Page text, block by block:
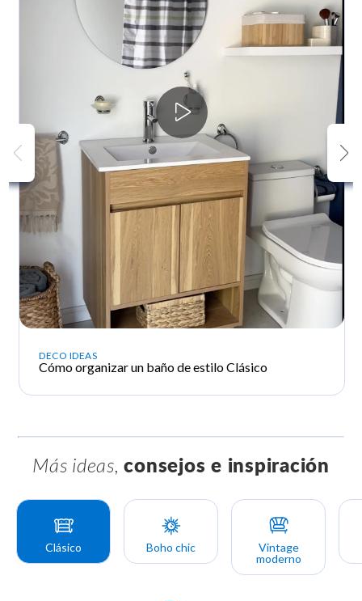
DECO IDEAS
Cómoorganizar un bañode estilo Clásico
Más ideas,consejos e inspiración
Clásico Boho chic
Vintage
moderno